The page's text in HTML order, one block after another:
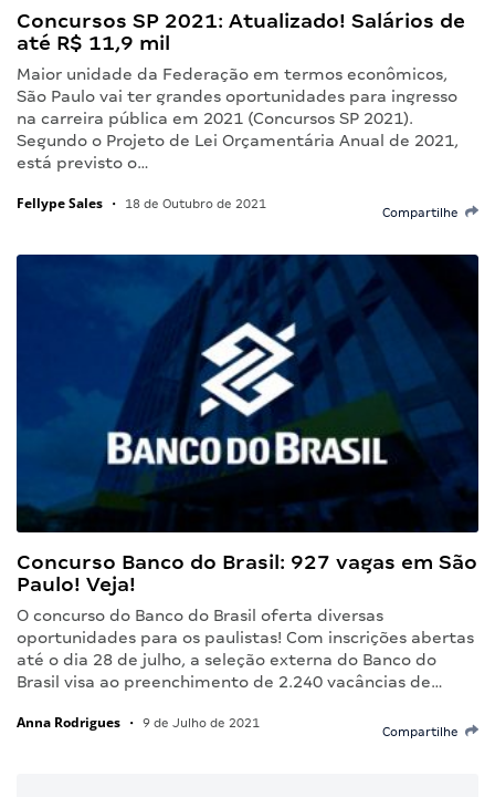
Concursos SP 2021: Atualizado! Salários de
até R$ 11,9 mil
Maior unidade da Federação em termos econômicos,
São Paulo vai ter grandes oportunidades para ingresso
na carreira pública em 2021 (Concursos SP 2021).
Segundo o Projeto de Lei Orçamentária Anual de 2021,
está previsto o…
Fellype Sales • 18 de Outubro de 2021
Compartilhe
Concurso Banco do Brasil: 927 vagas em São
Paulo! Veja!
O concurso do Banco do Brasil oferta diversas
oportunidades para os paulistas! Com inscrições abertas
até o dia 28 de julho, a seleção externa do Banco do
Brasil visa ao preenchimento de 2.240 vacâncias de…
Anna Rodrigues • 9 de Julho de 2021
Compartilhe